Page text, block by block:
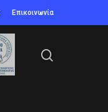
Επικοινωνία